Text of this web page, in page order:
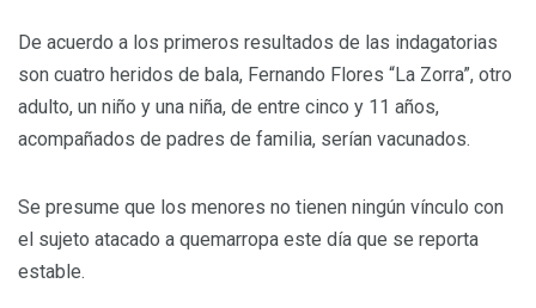
De acuerdo a los primeros resultados de las indagatorias
son cuatro heridos de bala, Fernando Flores “La Zorra”, otro
adulto, un niño y una niña, de entre cinco y 11 años,
acompañados de padres de familia, serían vacunados.
Se presume que los menores no tienen ningún vínculo con
el sujeto atacado a quemarropa este día que se reporta
estable.